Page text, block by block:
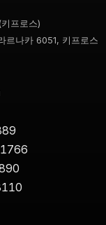
프로스)
르나카 6051, 키프로스